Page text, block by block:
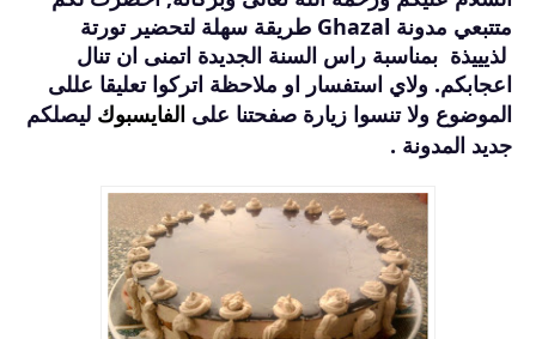
متتبعي مدونة Ghazal طريقة سهلة لتحضير تورتة
لذيييذة بمناسبة راس السنة الجديدة اتمنى ان تنال
اعجابكم. ولاي استفسار او ملاحظة اتركوا تعليقا عللى
الموضوع ولا تنسوا زيارة صفحتنا على الفايسبوك ليصلكم
جديد المدونة .